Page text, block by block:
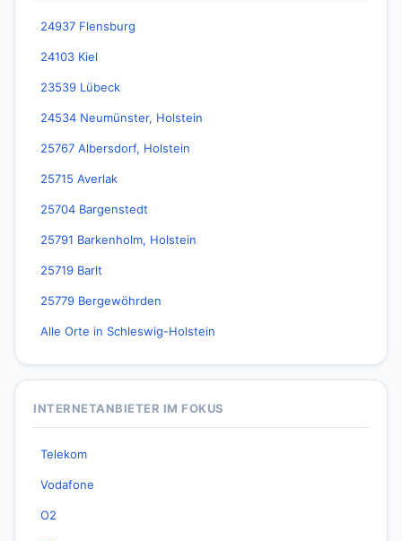
24937 Flensburg
24103 Kiel
23539 Lübeck
24534 Neumünster, Holstein
25767 Albersdorf, Holstein
25715 Averlak
25704 Bargenstedt
25791 Barkenholm, Holstein
25719 Barlt
25779 Bergewöhrden
Alle Orte in Schleswig-Holstein
INTERNETANBIETER IM FOKUS
Telekom
Vodafone
O2